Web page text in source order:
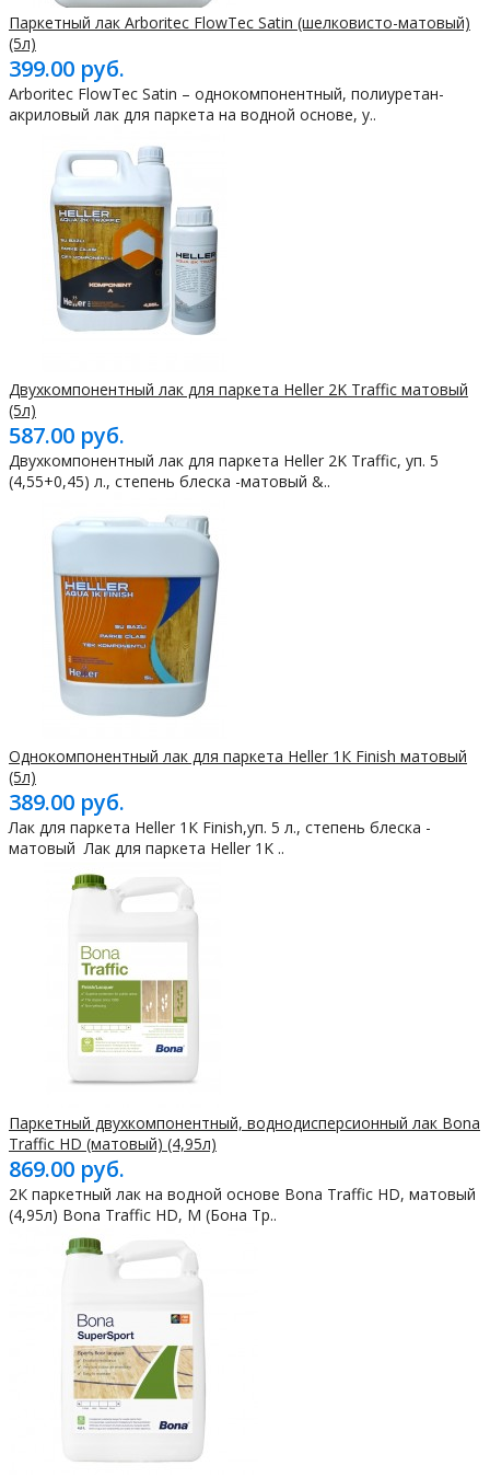
Паркетный лак Arboritec FlowTec Satin (шелковисто-матовый)
(5л)
399.00 руб.
Arboritec FlowTec Satin – однокомпонентный, полиуретан-
акриловый лак для паркета на водной основе, у..
Двухкомпонентный лак для паркета Heller 2K Traffic матовый
(5л)
587.00 руб.
Двухкомпонентный лак для паркета Heller 2K Traffic, уп. 5
(4,55+0,45) л., степень блеска -матовый &..
Однокомпонентный лак для паркета Heller 1К Finish матовый
(5л)
389.00 руб.
Лак для паркета Heller 1К Finish,уп. 5 л., степень блеска -
матовый Лак для паркета Heller 1K ..
Паркетный двухкомпонентный, воднодисперсионный лак Bona
Traffic HD (матовый) (4,95л)
869.00 руб.
2К паркетный лак на водной основе Bona Traffic HD, матовый
(4,95л) Bona Traffic HD, M (Бона Тр..